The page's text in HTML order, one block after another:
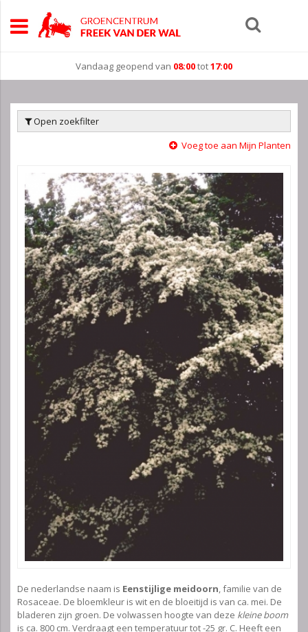
Vandaag geopend van 08:00tot17:00
Open zoekfilter
Voeg toe aan Mijn Planten
De nederlandse naam is Eenstijlige meidoorn, familie van de
Rosaceae. De bloemkleur is wit en de bloeitijd is van ca. mei. De
bladeren zijn groen. De volwassen hoogte van deze kleine boom
is ca. 800 cm. Verdraagt een temperatuur tot -25 gr. C. Heeft een